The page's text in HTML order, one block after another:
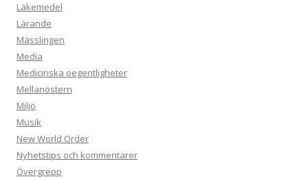
Läkemedel
Lärande
Mässlingen
Media
Medicinska oegentligheter
Mellanöstern
Miljö
Musik
New World Order
Nyhetstips och kommentarer
Övergrepp